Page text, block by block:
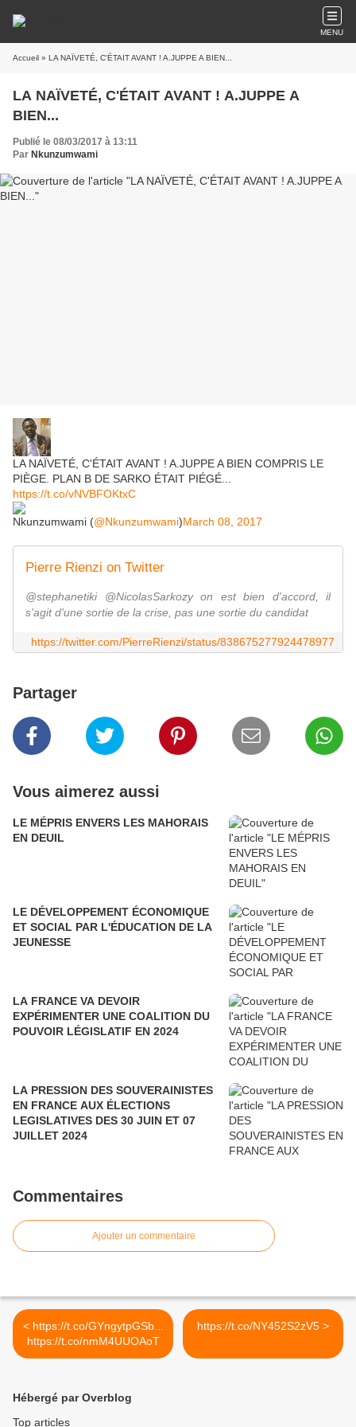
MENU
Accueil » LA NAÏVETÉ, C'ÉTAIT AVANT ! A.JUPPE A BIEN...
LA NAÏVETÉ, C'ÉTAIT AVANT ! A.JUPPE A
BIEN...
Publié le 08/03/2017 à 13:11
Par Nkunzumwami
LA NAÏVETÉ, C'ÉTAIT AVANT ! A.JUPPE A BIEN COMPRIS LE
PIÈGE. PLAN B DE SARKO ÉTAIT PIÉGÉ...
https://t.co/vNVBFOKtxC
Nkunzumwami (@Nkunzumwami)March 08, 2017
Pierre Rienzi on Twitter
@stephanetiki @NicolasSarkozy on est bien d'accord, il
s'agit d'une sortie de la crise, pas une sortie du candidat
https://twitter.com/PierreRienzi/status/838675277924478977
Partager
Vous aimerez aussi
LE MÉPRIS ENVERS LES MAHORAIS
EN DEUIL
LE DÉVELOPPEMENT ÉCONOMIQUE
ET SOCIAL PAR L'ÉDUCATION DE LA
JEUNESSE
LA FRANCE VA DEVOIR
EXPÉRIMENTER UNE COALITION DU
POUVOIR LÉGISLATIF EN 2024
LA PRESSION DES SOUVERAINISTES
EN FRANCE AUX ÉLECTIONS
LEGISLATIVES DES 30 JUIN ET 07
JUILLET 2024
Commentaires
Ajouter un commentaire
< https://t.co/GYngytpGSb...
https://t.co/nmM4UUOAoT
https://t.co/NY452S2zV5 >
Hébergé par Overblog
Top articles